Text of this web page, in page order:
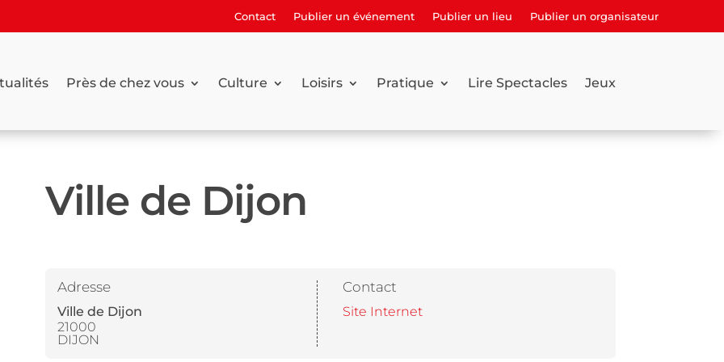
Contact Publier un événement Publier un lieu Publier un organisateur
Près de chez vous Culture Loisirs Pratique Lire Spectacles Jeux
Ville de Dijon
Adresse
Ville de Dijon
21000
DIJON
Contact
Site Internet